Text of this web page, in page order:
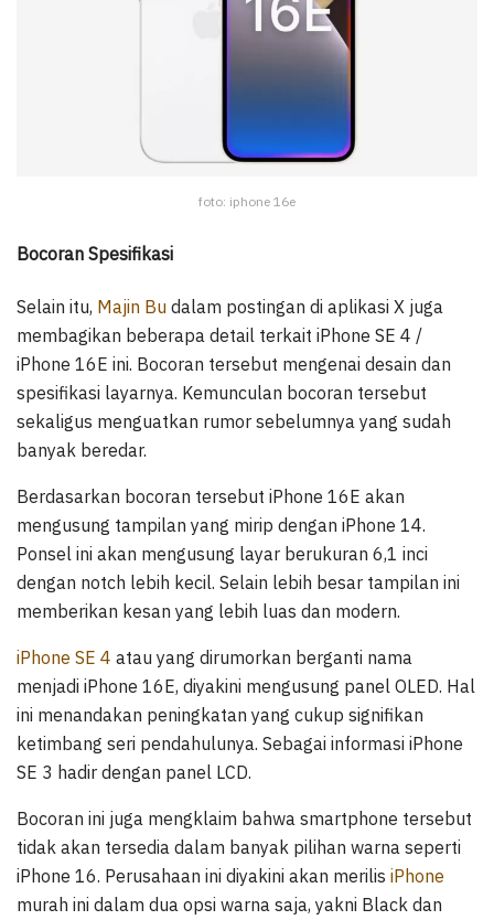
foto: iphone 16e
Bocoran Spesifikasi
Selain itu, Majin Bu dalam postingan di aplikasi X juga
membagikan beberapa detail terkait iPhone SE 4 /
iPhone 16E ini. Bocoran tersebut mengenai desain dan
spesifikasi layarnya. Kemunculan bocoran tersebut
sekaligus menguatkan rumor sebelumnya yang sudah
banyak beredar.
Berdasarkan bocoran tersebut iPhone 16E akan
mengusung tampilan yang mirip dengan iPhone 14.
Ponsel ini akan mengusung layar berukuran 6,1 inci
dengan notch lebih kecil. Selain lebih besar tampilan ini
memberikan kesan yang lebih luas dan modern.
iPhone SE 4 atau yang dirumorkan berganti nama
menjadi iPhone 16E, diyakini mengusung panel OLED. Hal
ini menandakan peningkatan yang cukup signifikan
ketimbang seri pendahulunya. Sebagai informasi iPhone
SE 3 hadir dengan panel LCD.
Bocoran ini juga mengklaim bahwa smartphone tersebut
tidak akan tersedia dalam banyak pilihan warna seperti
iPhone 16. Perusahaan ini diyakini akan merilis iPhone
murah ini dalam dua opsi warna saja, yakni Black dan